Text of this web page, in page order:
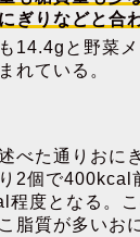
ぎりなどと合
14.4gと野菜
れている。
べた通りおに
2個で400kcal
程度となる。
脂質が多いお